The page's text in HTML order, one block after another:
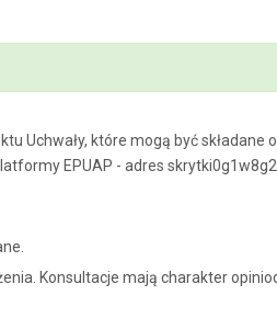
Uchwały, które mogą być
EPUAP - adres
Konsultacje mają charakter